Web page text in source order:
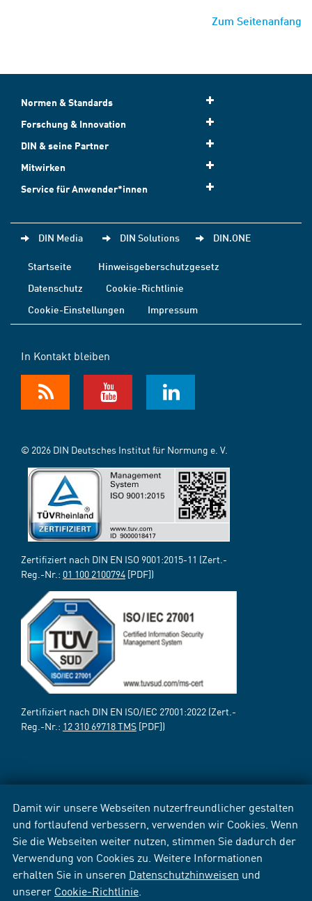
Damit wir unsere Webseiten nutzerfreundlicher gestalten
und fortlaufend verbessern, verwenden wir Cookies. Wenn
Sie die Webseiten weiter nutzen, stimmen Sie dadurch der
Verwendung von Cookies zu. Weitere Informationen
erhalten Sie in unseren Datenschutzhinweisen und
unserer Cookie-Richtlinie
Zum Seitenanfang
Normen & Standards
Forschung & Innovation
DIN & seine Partner
Mitwirken
Service für Anwender*innen
DIN Media DIN Solutions DIN.ONE
Startseite
Hinweisgeberschutzgesetz
Datenschutz
Cookie-Richtlinie
Cookie-Einstellungen
Impressum
In Kontakt bleiben
© 2026 DIN Deutsches Institut für Normung e. V.
Zertifiziert nach DIN EN ISO 9001:2015-11 (Zert.-
Reg.-Nr.: 01 100 2100794 [PDF])
Zertifiziert nach DIN EN ISO/IEC 27001:2022 (Zert.-
Reg.-Nr.: 12 310 69718 TMS [PDF])